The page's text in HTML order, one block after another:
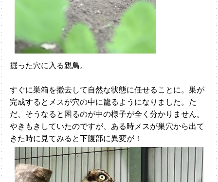
掘った穴に入る親鳥。
すぐに巣箱を撤去して自然な状態に任せることに。巣が
完成するとメスが穴の中に籠るようになりました。た
だ、そうなると困るのが中の様子が全く分かりません。
やきもきしていたのですが、ある時メスが巣穴から出て
きた時に見てみると下腹部に異変が！